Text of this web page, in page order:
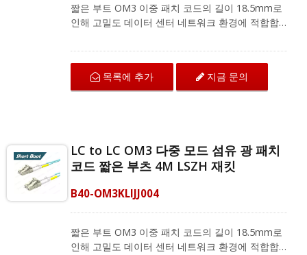
짧은 부트 OM3 이중 패치 코드의 길이 18.5mm로
인해 고밀도 데이터 센터 네트워크 환경에 적합합
는 구부림 저항 섬유로 뛰어난 기계적 보호와 IEC
및 ANSI/TIA 표준에 따른 우수한 전송 품질을 제공
합니다. 다중 모드 이중 패치 코드는 지역 네트워크,
광섬유 통신 시스템 및 CATV 응용 프로그램을 위
목록에 추가 지금 문의
LC to LC OM3 다중 모드 섬유 광 패치
코드 짧은 부츠 4M LSZH 재킷
B40-OM3KLIJJ004
짧은 부트 OM3 이중 패치 코드의 길이 18.5mm로
인해 고밀도 데이터 센터 네트워크 환경에 적합합